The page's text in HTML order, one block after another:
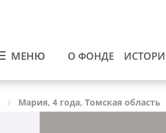
МЕНЮ О ФОНДЕ
Мария, 4 года, Томская область